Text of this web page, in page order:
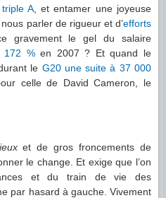
triple A, et entamer une joyeuse
parler de rigueur et d’efforts
gravement le gel du salaire
172 %en 2007 ? Et quand le
le G20 une suite à 37 000
celle de David Cameron, le
et de gros froncements de
le change. Et exige que l’on
et du train de vie des
par hasard à gauche. Vivement